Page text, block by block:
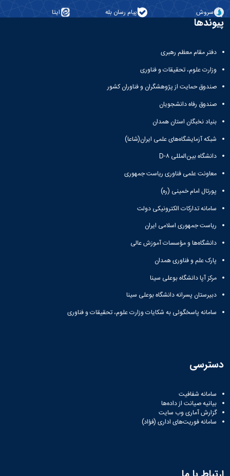
معاونت
تحصیلات
تکمیلی
سروش پیام رسان بله ایتا
پیوندها
دفتر مقام معظم رهبری
وزارت علوم، تحقیقات و فناوری
صندوق حمایت از پژوهشگران و فناوران کشور
صندوق رفاه دانشجویان
بنیاد نخبگان استان همدان
شبکه آزمایشگاه‌های علمی ایران(شاعا)
دانشگاه بین‌المللی D-۸
معاونت علمی فناوری ریاست جمهوری
پورتال امام خمینی (ره)
سامانه تدارکات الکترونیکی دولت
ریاست جمهوری اسلامی ایران
دانشگاه‌ها و مؤسسات آموزش عالی
پارک علم و فناوری همدان
مرکز آپا دانشگاه بوعلی سینا
دبیرستان پسرانه دانشگاه بوعلی سینا
سامانه پاسخگوئی به شکایات وزارت علوم، تحقیقات و فناوری
دسترسی
سامانه شفافیت
بیانیه صیانت از داده‌ها
گزارش آماری وب‌ سایت
سامانه فوریت‌های اداری (فؤاد)